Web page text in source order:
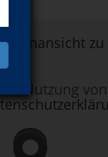
Nutzung